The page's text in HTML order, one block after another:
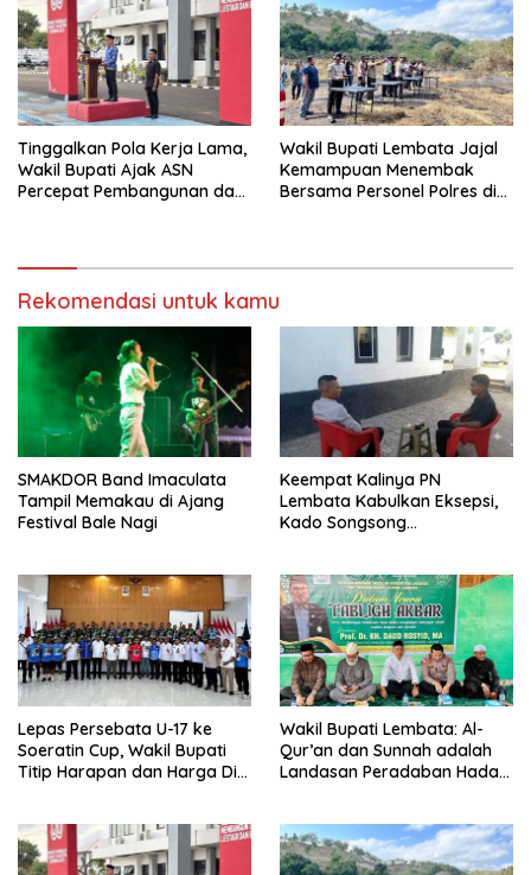
Tinggalkan Pola Kerja Lama,
Wakil Bupati Ajak ASN
Percepat Pembangunan dan
Wakil Bupati Lembata Jajal
Kemampuan Menembak
Bersama Personel Polres di
Rekomendasi untuk kamu
SMAKDOR Band Imaculata
Tampil Memakau di Ajang
Festival Bale Nagi
Keempat Kalinya PN
Lembata Kabulkan Eksepsi,
Kado Songsong
Lepas Persebata U-17 ke
Soeratin Cup, Wakil Bupati
Titip Harapan dan Harga Diri
Wakil Bupati Lembata: Al-
Qur’an dan Sunnah adalah
Landasan Peradaban Hadapi